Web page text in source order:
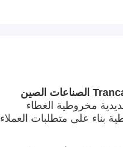
على متطلبات العملاء